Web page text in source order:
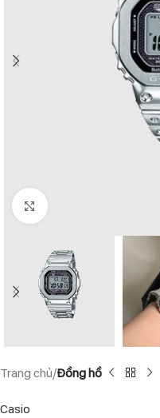
Click to enlarge
Trang chủ Đồng hồ
Casio